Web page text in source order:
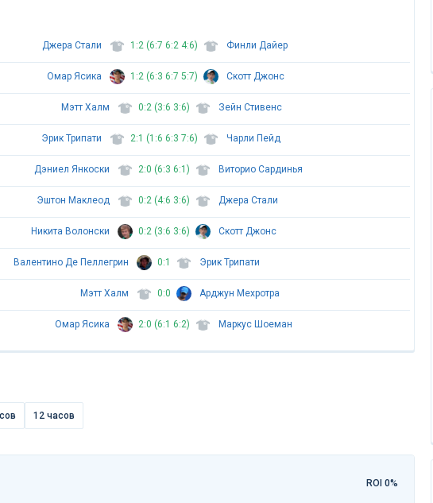
Джера Стали 1:2 (6:7 6:2 4:6) Финли Дайер
Омар Ясика 1:2 (6:3 6:7 5:7) Скотт Джонс
Мэтт Халм 0:2 (3:6 3:6) Зейн Стивенс
Эрик Трипати 2:1 (1:6 6:3 7:6) Чарли Пейд
Дэниел Янкоски 2:0 (6:3 6:1) Виторио Сардинья
Эштон Маклеод 0:2 (4:6 3:6) Джера Стали
Никита Волонски 0:2 (3:6 3:6) Скотт Джонс
Валентино Де Пеллегрин 0:1 Эрик Трипати
Мэтт Халм 0:0 Арджун Мехротра
Омар Ясика 2:0 (6:1 6:2) Маркус Шоеман
12 часов
ROI 0%